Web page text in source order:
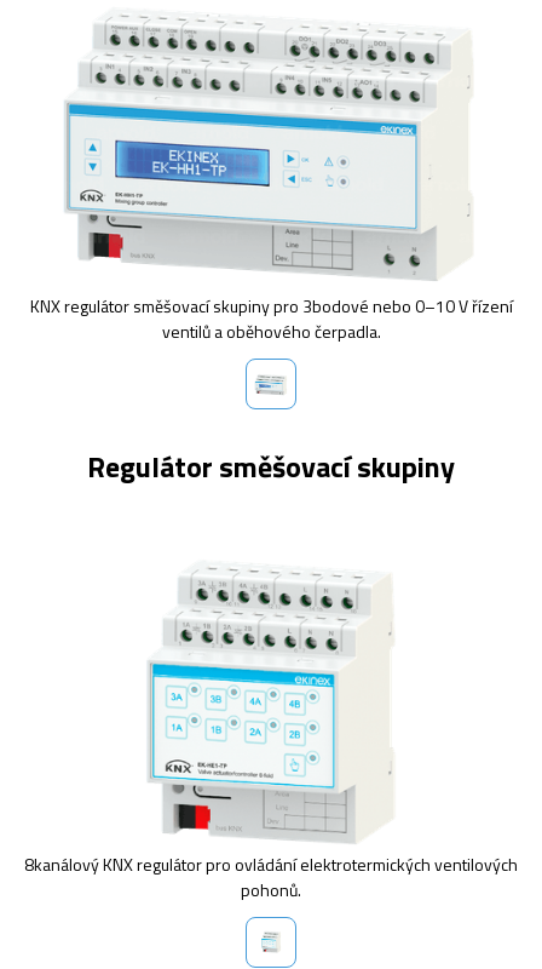
KNX regulátor směšovací skupiny pro 3bodové nebo 0–10 V řízení
ventilů a oběhového čerpadla.
Regulátor směšovací skupiny
8kanálový KNX regulátor pro ovládání elektrotermických ventilových
pohonů.